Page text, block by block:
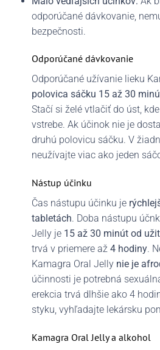
odporúčané dávkovanie,
bezpečnosti.
Odporúčané dávkovanie
Odporúčané užívanie lieku
polovica sáčku 15 až 30
Stačí si želé vtlačiť do úst,
vstrebe. Ak účinok nie je
druhú polovicu sáčku. V
neužívajte viac ako jeden
Nástup účinku
Čas nástupu účinku je
tabletách. Doba nástupu
Jelly je 15 až 30 minút od
trvá v priemere až 4 hodiny.
Kamagra Oral Jelly nie je
účinnosti je potrebná
erekcia trvá dlhšie ako 4
styku, vyhľadajte lekársku
Kamagra Oral Jelly a alkohol